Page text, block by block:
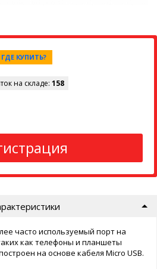
ГДЕ КУПИТЬ?
на складе: 158
часто используемый порт на
как телефоны и планшеты
на основе кабеля Micro USB.